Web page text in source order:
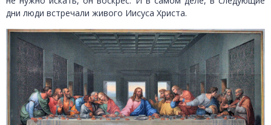
дни люди встречали живого Иисуса Христа.